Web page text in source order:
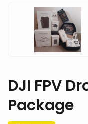
DJI FPV
Package